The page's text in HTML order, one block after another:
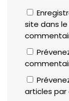
site dans
articles par